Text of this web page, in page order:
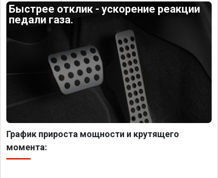
Быстрее отклик - ускорение реакции
педали газа.
График прироста мощности и крутящего
момента: